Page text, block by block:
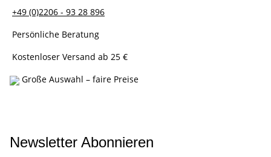
+49 (0)2206 - 93 28 896
Persönliche Beratung
Kostenloser Versand ab 25 €
Große Auswahl – faire Preise
Newsletter Abonnieren